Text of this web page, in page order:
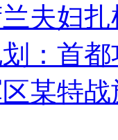
兰夫妇
：首
某特